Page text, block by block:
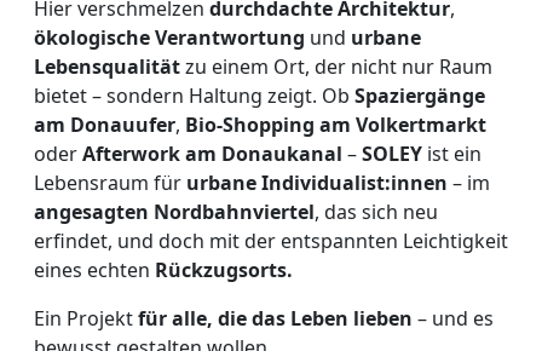
Hier verschmelzen durchdachte Architektur,
ökologische Verantwortung und urbane
Lebensqualitätzu einem Ort, der nicht nur Raum
bietet – sondern Haltung zeigt. Ob Spaziergänge
am Donauufer, Bio-Shopping am Volkertmarkt
oderAfterwork am Donaukanal –SOLEY ist ein
Lebensraum für urbane Individualist:innen – im
angesagten Nordbahnviertel, das sich neu
erfindet, und doch mit der entspannten Leichtigkeit
eines echten Rückzugsorts.
Ein Projektfür alle, die das Leben lieben – und es